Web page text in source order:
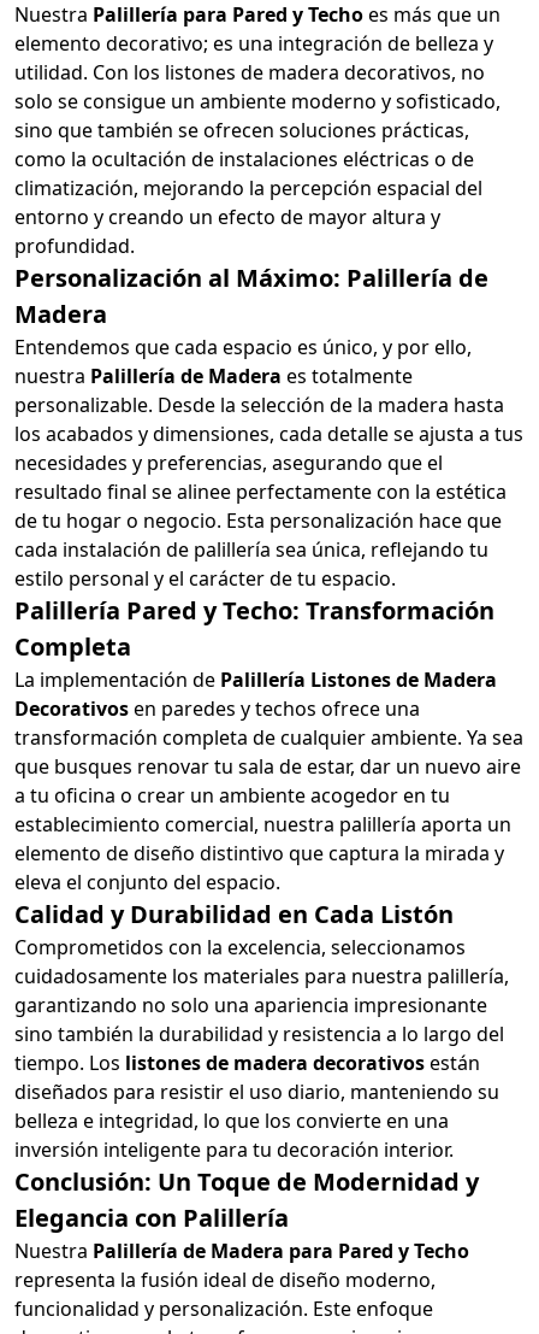
Nuestra Palillería para Pared y Techoes más que un
elemento decorativo; es una integración de belleza y
utilidad. Con los listones de madera decorativos, no
solo se consigue un ambiente moderno y sofisticado,
sino que también se ofrecen soluciones prácticas,
como la ocultación de instalaciones eléctricas o de
climatización, mejorando la percepción espacial del
entorno y creando un efecto de mayor altura y
profundidad.
Personalización al Máximo: Palillería de
Madera
Entendemos que cada espacio es único, y por ello,
nuestra Palillería de Madera es totalmente
personalizable. Desde la selección de la madera hasta
los acabados y dimensiones, cada detalle se ajusta a tus
necesidades y preferencias, asegurando que el
resultado final se alinee perfectamente con la estética
de tu hogar o negocio. Esta personalización hace que
cada instalación de palillería sea única, reflejando tu
estilo personal y el carácter de tu espacio.
Palillería Pared y Techo: Transformación
Completa
La implementación de Palillería Listones de Madera
Decorativosen paredes y techos ofrece una
transformación completa de cualquier ambiente. Ya sea
que busques renovar tu sala de estar, dar un nuevo aire
a tu oficina o crear un ambiente acogedor en tu
establecimiento comercial, nuestra palillería aporta un
elemento de diseño distintivo que captura la mirada y
eleva el conjunto del espacio.
Calidad y Durabilidad en Cada Listón
Comprometidos con la excelencia, seleccionamos
cuidadosamente los materiales para nuestra palillería,
garantizando no solo una apariencia impresionante
sino también la durabilidad y resistencia a lo largo del
tiempo. Los listones de madera decorativosestán
diseñados para resistir el uso diario, manteniendo su
belleza e integridad, lo que los convierte en una
inversión inteligente para tu decoración interior.
Conclusión: Un Toque de Modernidad y
Elegancia con Palillería
Nuestra Palillería de Madera para Pared y Techo
representa la fusión ideal de diseño moderno,
funcionalidad y personalización. Este enfoque